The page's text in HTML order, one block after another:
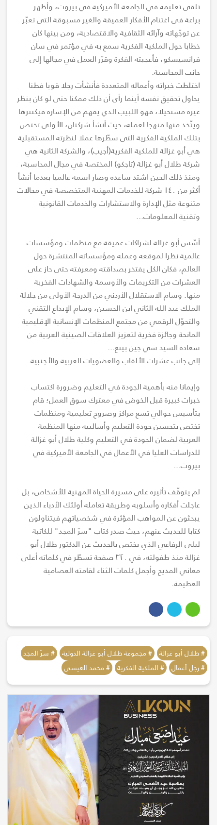
تلقى تعليمه في الجامعة الأميركية في بيروت، وأظهر
براعة في اغتنام الأفكار العميقة والغير مسبوقة التي تعبّر
عن توجّهاته وآرائه الثقافية والاقتصادية، ومن بينها كان
خطابا حول الملكية الفكرية سمع به في مؤتمر في سان
فرانسيسكو، فأعجبته الفكرة وقرّر العمل في مجالها إلى
جانب المحاسبة.
اختلطت خبراته وأعماله المتعددة فأنشأت رجلا قويا فطنا
يحاول تحقيق نفسه أينما رأى أن ذلك ممكنا حتى لو كان بنظر
غيره مستحيلا، فهو اللبيب الذي يفهم من الإشارة فيكتنزها
ويتّخذ منها منهجا لعمله، حيث أنشأ شركتان، الأولى تختص
بتلك الملكية الفكرية التي سطّرها عملا لنظرته المستقبلية
هي أبو غزالة للملكية الفكرية(أجيب)، والشركة الثانية هي
شركة طلال أبو غزالة (تاجكو) المختصة في مجال المحاسبة،
ومنذ ذلك الحين اشتد ساعده وصار اسمه عالميا بعدما أنشأ
أكثر من ١٤٠ شركة للخدمات المهنية المتخصصة في مجالات
متنوعة مثل الإدارة والاستشارات والخدمات القانونية
وتقنية المعلومات...
أسّس أبو غزالة لشراكات عميقة مع منظمات ومؤسسات
عالمية نظرا لموقعه وعمله ومؤسساته المنتشرة حول
العالم، فكان الكل يفتخر بصداقته ومعرفته حتى حاز على
العشرات من التكريمات والأوسمة والشهادات الفخرية
منها: وسام الاستقلال الأردني من الدرجة الأولى من جلالة
الملك عبد الله الثاني ابن الحسين، وسام الإبداع التقني
والتحوّل الرقمي من مجتمع المنظمات الإنسانية الإقليمية
المانحة وجائزة فخرية لتعزيز العلاقات الصينية العربية من
سعادة السيد شي جين بينغ...
إلى جانب عشرات الألقاب والعضويات العربية والأجنبية.
وإيمانا منه بأهمية الجودة في التعليم وضرورة اكتساب
خبرات كبيرة قبل الخوض في معترك سوق العمل؛ قام
بتأسيس حوالي تسع مراكز وصروح تعليمية ومنظمات
تختص بتحسين جودة التعليم وأساليبه منها المنظمة
العربية لضمان الجودة في التعليم وكلية طلال أبو غزالة
للدراسات العليا في الأعمال في الجامعة الأميركية في
بيروت...
لم يتوقّف تأثيره على مسيرة الحياة المهنية للأشخاص، بل
عاجلت أفكاره وأسلوبه وطريقة تعامله أولئك الأدباء الذين
يبحثون عن المواهب المؤثرة في شخصياتهم فيتناولون
كتابا للحديث عنهم، حيث صدر كتاب "سرّ المجد" للكاتبة
ليلى الرفاعي الذي يختص بالحديث عن الدكتور طلال أبو
غزالة منذ طفولته، في ٣٢٠ صفحة تسطّر في كلماته أعلى
معاني المديح وأجمل كلمات الثناء لقامته العصامية
العظيمة.
# طلال أبو غزالة # مجموعة طلال أبو غزالة الدولية
# سرّ المجد
# رجل أعمال
# الملكية الفكرية # محمد العيسى